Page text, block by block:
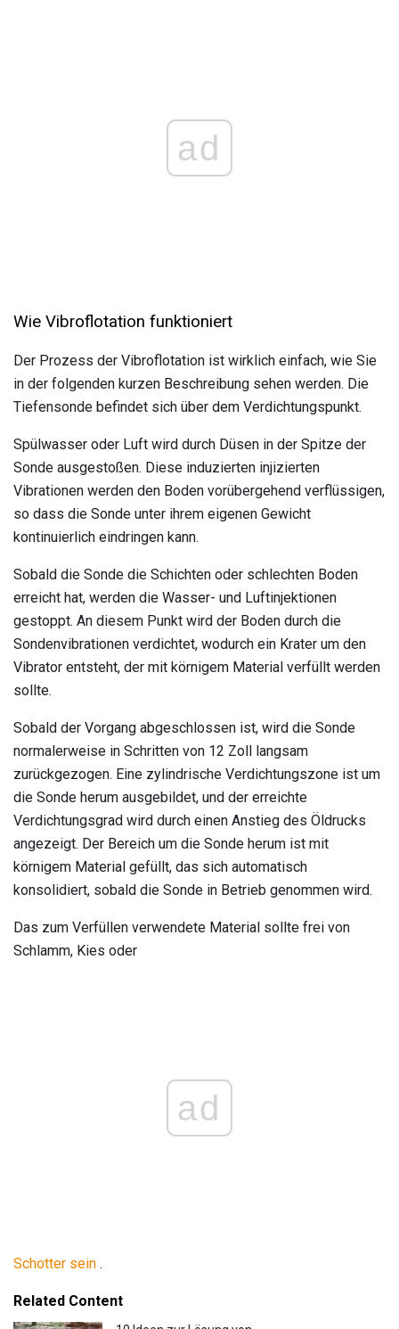
ad
Wie Vibroflotation funktioniert
Der Prozess der Vibroflotation ist wirklich einfach, wie Sie
in der folgenden kurzen Beschreibung sehen werden. Die
Tiefensonde befindet sich über dem Verdichtungspunkt.
Spülwasser oder Luft wird durch Düsen in der Spitze der
Sonde ausgestoßen. Diese induzierten injizierten
Vibrationen werden den Boden vorübergehend verflüssigen,
so dass die Sonde unter ihrem eigenen Gewicht
kontinuierlich eindringen kann.
Sobald die Sonde die Schichten oder schlechten Boden
erreicht hat, werden die Wasser- und Luftinjektionen
gestoppt. An diesem Punkt wird der Boden durch die
Sondenvibrationen verdichtet, wodurch ein Krater um den
Vibrator entsteht, der mit körnigem Material verfüllt werden
sollte.
Sobald der Vorgang abgeschlossen ist, wird die Sonde
normalerweise in Schritten von 12 Zoll langsam
zurückgezogen. Eine zylindrische Verdichtungszone ist um
die Sonde herum ausgebildet, und der erreichte
Verdichtungsgrad wird durch einen Anstieg des Öldrucks
angezeigt. Der Bereich um die Sonde herum ist mit
körnigem Material gefüllt, das sich automatisch
konsolidiert, sobald die Sonde in Betrieb genommen wird.
Das zum Verfüllen verwendete Material sollte frei von
Schlamm, Kies oder
ad
Schotter sein .
Related Content